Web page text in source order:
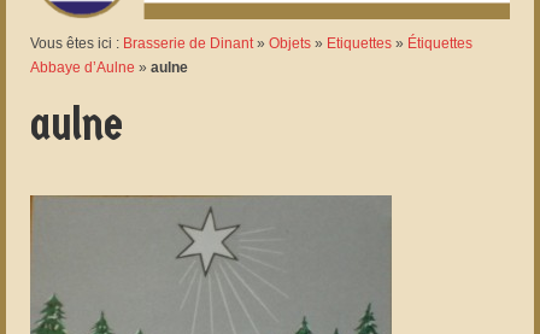
Vous êtes ici : Brasserie de Dinant» Objets » Etiquettes » Étiquettes
Abbaye d’Aulne » aulne
aulne